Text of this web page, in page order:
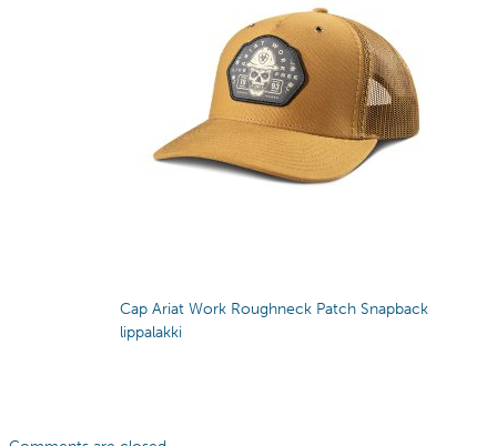
Cap Ariat Work Roughneck Patch Snapback
lippalakki